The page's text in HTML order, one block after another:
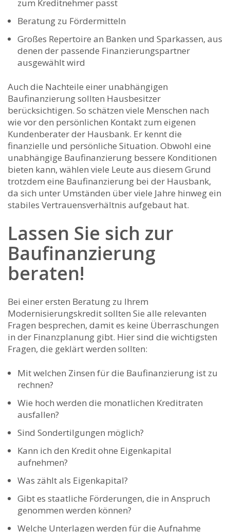
zum Kreditnehmer passt
Beratung zu Fördermitteln
Großes Repertoire an Banken und Sparkassen, aus
denen der passende Finanzierungspartner
ausgewählt wird
Auch die Nachteile einer unabhängigen
Baufinanzierung sollten Hausbesitzer
berücksichtigen. So schätzen viele Menschen nach
wie vor den persönlichen Kontakt zum eigenen
Kundenberater der Hausbank. Er kennt die
finanzielle und persönliche Situation. Obwohl eine
unabhängige Baufinanzierung bessere Konditionen
bieten kann, wählen viele Leute aus diesem Grund
trotzdem eine Baufinanzierung bei der Hausbank,
da sich unter Umständen über viele Jahre hinweg ein
stabiles Vertrauensverhältnis aufgebaut hat.
Lassen Sie sich zur
Baufinanzierung
beraten!
Bei einer ersten Beratung zu Ihrem
Modernisierungskredit sollten Sie alle relevanten
Fragen besprechen, damit es keine Überraschungen
in der Finanzplanung gibt. Hier sind die wichtigsten
Fragen, die geklärt werden sollten:
Mit welchen Zinsen für die Baufinanzierung ist zu
rechnen?
Wie hoch werden die monatlichen Kreditraten
ausfallen?
Sind Sondertilgungen möglich?
Kann ich den Kredit ohne Eigenkapital
aufnehmen?
Was zählt als Eigenkapital?
Gibt es staatliche Förderungen, die in Anspruch
genommen werden können?
Welche Unterlagen werden für die Aufnahme